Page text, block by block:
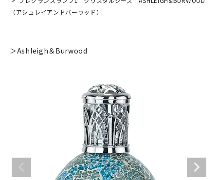
（アシュレイアンドバーウッド）
＞Ashleigh＆Burwood